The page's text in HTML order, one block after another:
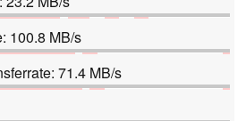
100.8 MB/s
71.4 MB/s